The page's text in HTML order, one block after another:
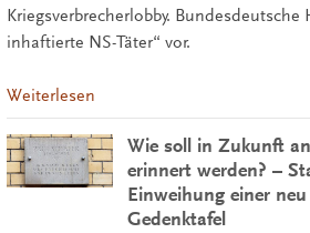
Kriegsverbrecherlobby.
inhaftierte NS-Täter“ vor.
Weiterlesen
Wie soll in Zukunft
erinnert werden? –
Einweihung einer
Gedenktafel